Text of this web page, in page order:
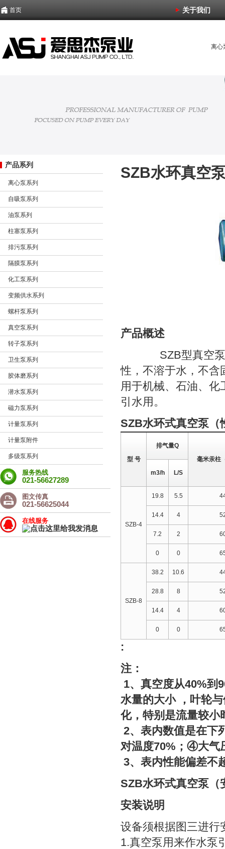
首页 关于我们
离心
产品系列
离心泵系列
自吸泵系列
油泵系列
柱塞泵系列
排污泵系列
隔膜泵系列
化工泵系列
变频供水系列
螺杆泵系列
真空泵系列
转子泵系列
卫生泵系列
胶体磨系列
潜水泵系列
磁力泵系列
计量泵系列
计量泵附件
多级泵系列
服务热线
021-56627289
图文传真
021-56625044
在线服务
SZB水环真空
产品概述
SZB型真空泵是
性，不溶于水，不含
用于机械、石油、
引水用。
SZB水环式真空泵（
型 号
排气量Q
毫米汞柱
m3/h
L/S
SZB-4
19.8 5.5
14.4 4
7.2 2
0 0
SZB-8
38.2 10.6
28.8 8
14.4 4
0 0
:
注：
1、真空度从40%到
水量的大小 ，叶轮
化，特别是流量较小
2、表内数值是在
对温度70%；④大气
3、表内性能偏差不
SZB水环式真空泵
安装说明
设备须根据图三进行
1.真空泵用来作水泵